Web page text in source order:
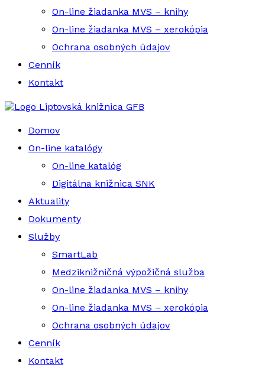
On-line žiadanka MVS – knihy
On-line žiadanka MVS – xerokópia
Ochrana osobných údajov
Cenník
Kontakt
Liptovská knižnica GFB
Domov
On-line katalógy
On-line katalóg
Digitálna knižnica SNK
Aktuality
Dokumenty
Služby
SmartLab
Medziknižničná výpožičná služba
On-line žiadanka MVS – knihy
On-line žiadanka MVS – xerokópia
Ochrana osobných údajov
Cenník
Kontakt